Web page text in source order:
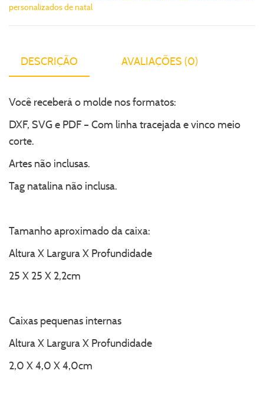
personalizados de natal
DESCRIÇÃO AVALIAÇÕES (0)
Você receberá o molde nos formatos:
DXF, SVG e PDF – Com linha tracejada e vinco meio
corte.
Artes não inclusas.
Tag natalina não inclusa.
Tamanho aproximado da caixa:
Altura X Largura X Profundidade
25 X 25 X 2,2cm
Caixas pequenas internas
Altura X Largura X Profundidade
2,0 X 4,0 X 4,0cm